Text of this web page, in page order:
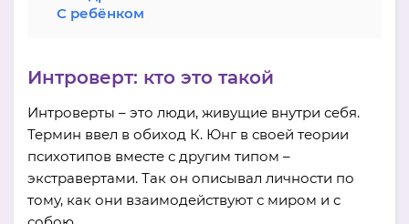
С ребёнком
Интроверт: кто это такой
Интроверты – это люди, живущие внутри себя.
Термин ввел в обиход К. Юнг в своей теории
психотипов вместе с другим типом –
экстравертами. Так он описывал личности по
тому, как они взаимодействуют с миром и с